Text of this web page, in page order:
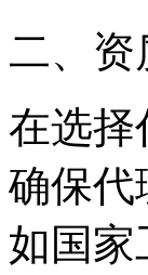
二、资
在选择
确保代
如国家